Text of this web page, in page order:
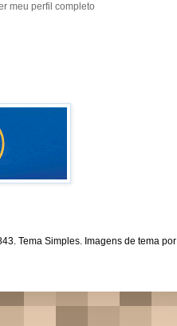
meu perfil completo
Tema Simples. Imagens de tema por